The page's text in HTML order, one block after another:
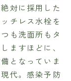
対に採用した
チレス水栓を
も洗面所もタ
ますほどに、
となっていま
代。感染予防